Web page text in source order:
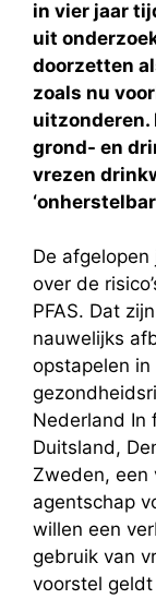
in vier jaar
uit
doorzetten
zoals nu
uitzonderen.
grond- en
vrezen
De
over de
PFAS. Dat
nauwelijks
opstapelen
Nederland In
Duitsland,
Zweden, een
agentschap
willen een
gebruik van
voorstel